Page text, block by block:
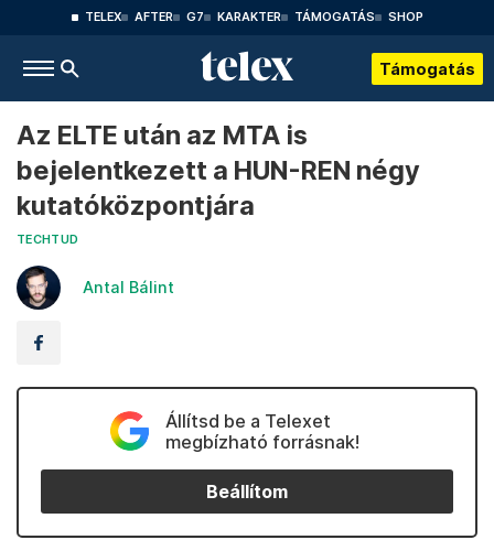
TELEX AFTER G7 KARAKTER TÁMOGATÁS SHOP
Támogatás
Az ELTE után az MTA is
bejelentkezett a HUN-REN négy
kutatóközpontjára
TECHTUD
Antal Bálint
Állítsd be a Telexet
megbízható forrásnak!
Beállítom